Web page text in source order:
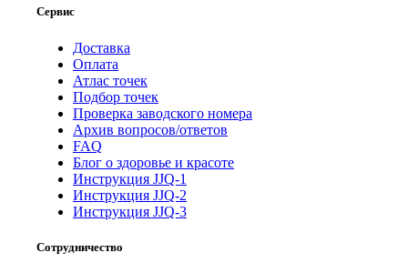
Сервис
Доставка
Оплата
Атлас точек
Подбор точек
Проверка заводского номера
Архив вопросов/ответов
FAQ
Блог о здоровье и красоте
Инструкция JJQ-1
Инструкция JJQ-2
Инструкция JJQ-3
Сотрудничество